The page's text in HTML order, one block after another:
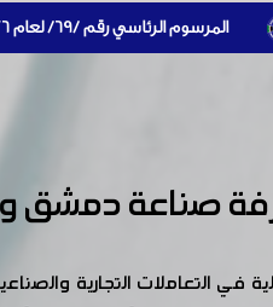
المرسوم الرئاسي رقم /69/ لعام 2026 .. دعم ضريبي للمنشآت المتضررة في إطار مسار التعافي الاقتصادي وإعادة تنشيط الإنتاج
صناعة دمشق
في التعاملات التجارية